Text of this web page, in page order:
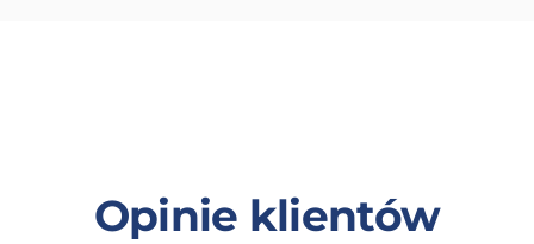
Opinie klientów